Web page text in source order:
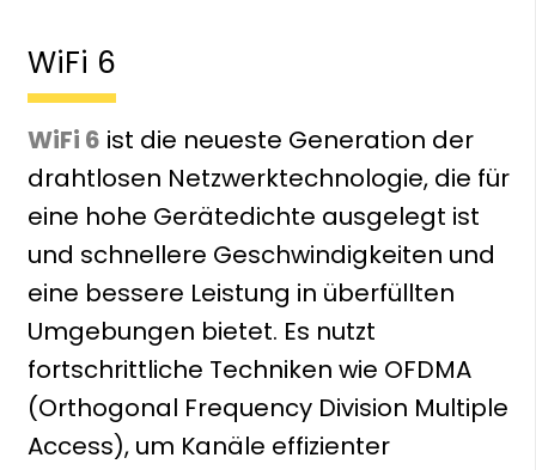
WiFi 6
WiFi 6 ist die neueste Generation der
drahtlosen Netzwerktechnologie, die für
eine hohe Gerätedichte ausgelegt ist
und schnellere Geschwindigkeiten und
eine bessere Leistung in überfüllten
Umgebungen bietet. Es nutzt
fortschrittliche Techniken wie OFDMA
(Orthogonal Frequency Division Multiple
Access), um Kanäle effizienter